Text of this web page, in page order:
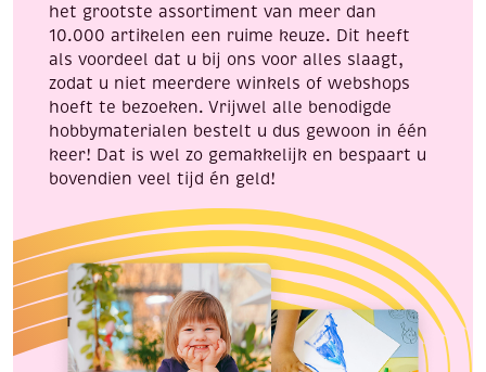
het grootste assortiment van meer dan
10.000 artikelen een ruime keuze. Dit heeft
als voordeel dat u bij ons voor alles slaagt,
zodat u niet meerdere winkels of webshops
hoeft te bezoeken. Vrijwel alle benodigde
hobbymaterialen bestelt u dus gewoon in één
keer! Dat is wel zo gemakkelijk en bespaart u
bovendien veel tijd én geld!